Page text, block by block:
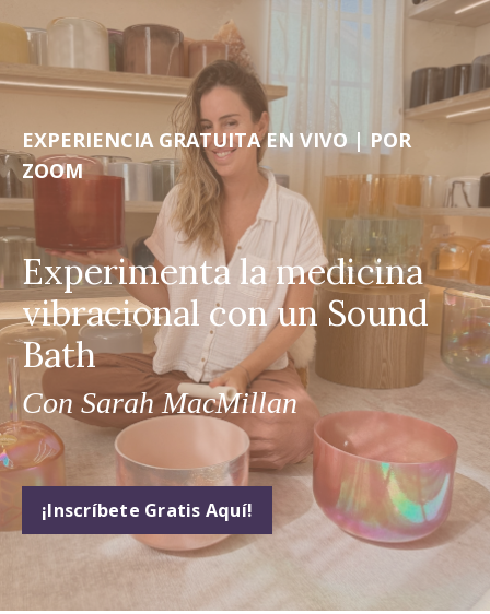
EXPERIENCIA GRATUITA EN VIVO | POR
ZOOM
Experimenta la medicina
vibracional con un Sound
Bath
Con Sarah MacMillan
¡Inscríbete Gratis Aquí!